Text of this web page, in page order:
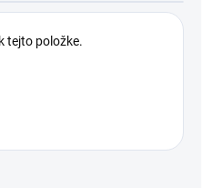
tejto položke.